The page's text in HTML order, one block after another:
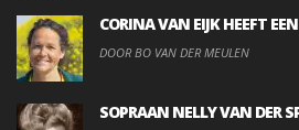
CORINA VAN EIJK HEEFT
DOOR BO VAN DER MEULEN
SOPRAAN NELLY VAN DER